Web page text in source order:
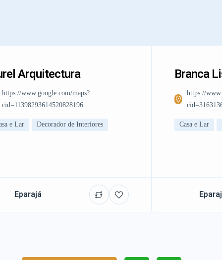
Arquitectura
https://www.google.com/maps?
cid=11398293614520828196
e Lar Decorador de Interiores
Eparajá
Branca
https://
Casa e Lar